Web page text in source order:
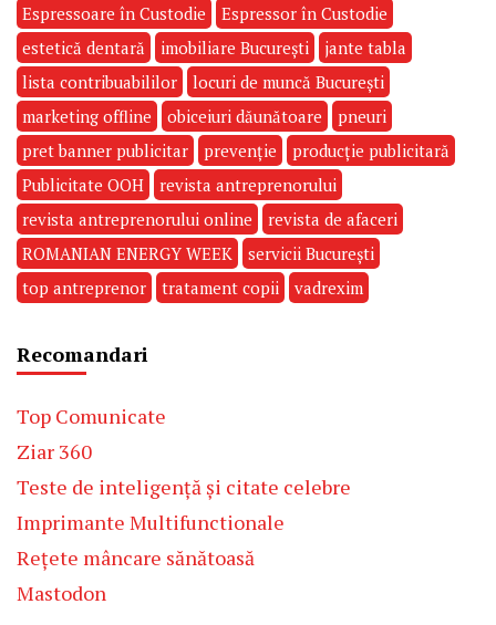
Espressoare în Custodie
Espressor în Custodie
estetică dentară
imobiliare București
jante tabla
lista contribuabililor
locuri de muncă București
marketing offline
obiceiuri dăunătoare
pneuri
pret banner publicitar
prevenție
producție publicitară
Publicitate OOH
revista antreprenorului
revista antreprenorului online
revista de afaceri
ROMANIAN ENERGY WEEK
servicii București
top antreprenor
tratament copii vadrexim
Recomandari
Top Comunicate
Ziar 360
Teste de inteligență și citate celebre
Imprimante Multifunctionale
Rețete mâncare sănătoasă
Mastodon